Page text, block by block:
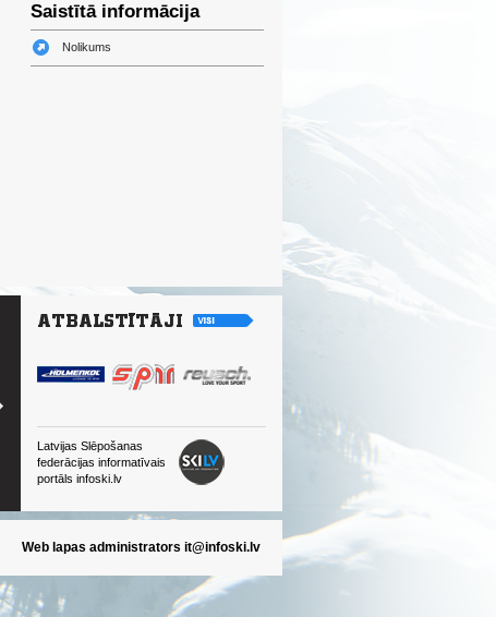
Saistītā informācija
Nolikums
Latvijas Slēpošanas
federācijas informatīvais
portāls infoski.lv
Web lapas administrators it@infoski.lv